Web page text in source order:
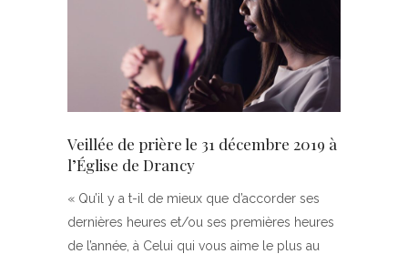
Veillée de prière le 31 décembre 2019 à
l’Église de Drancy
« Qu’il y a t-il de mieux que d’accorder ses
dernières heures et/ou ses premières heures
de l’année, à Celui qui vous aime le plus au